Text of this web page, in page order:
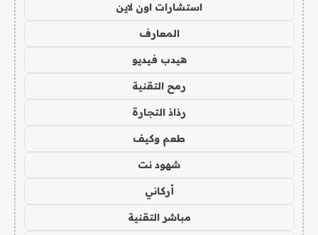
استشارات اون لاين
المعارف
هيدب فيديو
رمح التقنية
رذاذ التجارة
طعم وكيف
شهود نت
أركاني
مباشر التقنية